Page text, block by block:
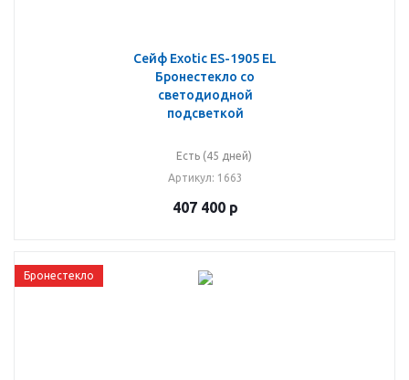
Сейф Exotic ES-1905 EL
Бронестекло со
светодиодной
подсветкой
Есть (45 дней)
Артикул: 1663
407 400р
Бронестекло